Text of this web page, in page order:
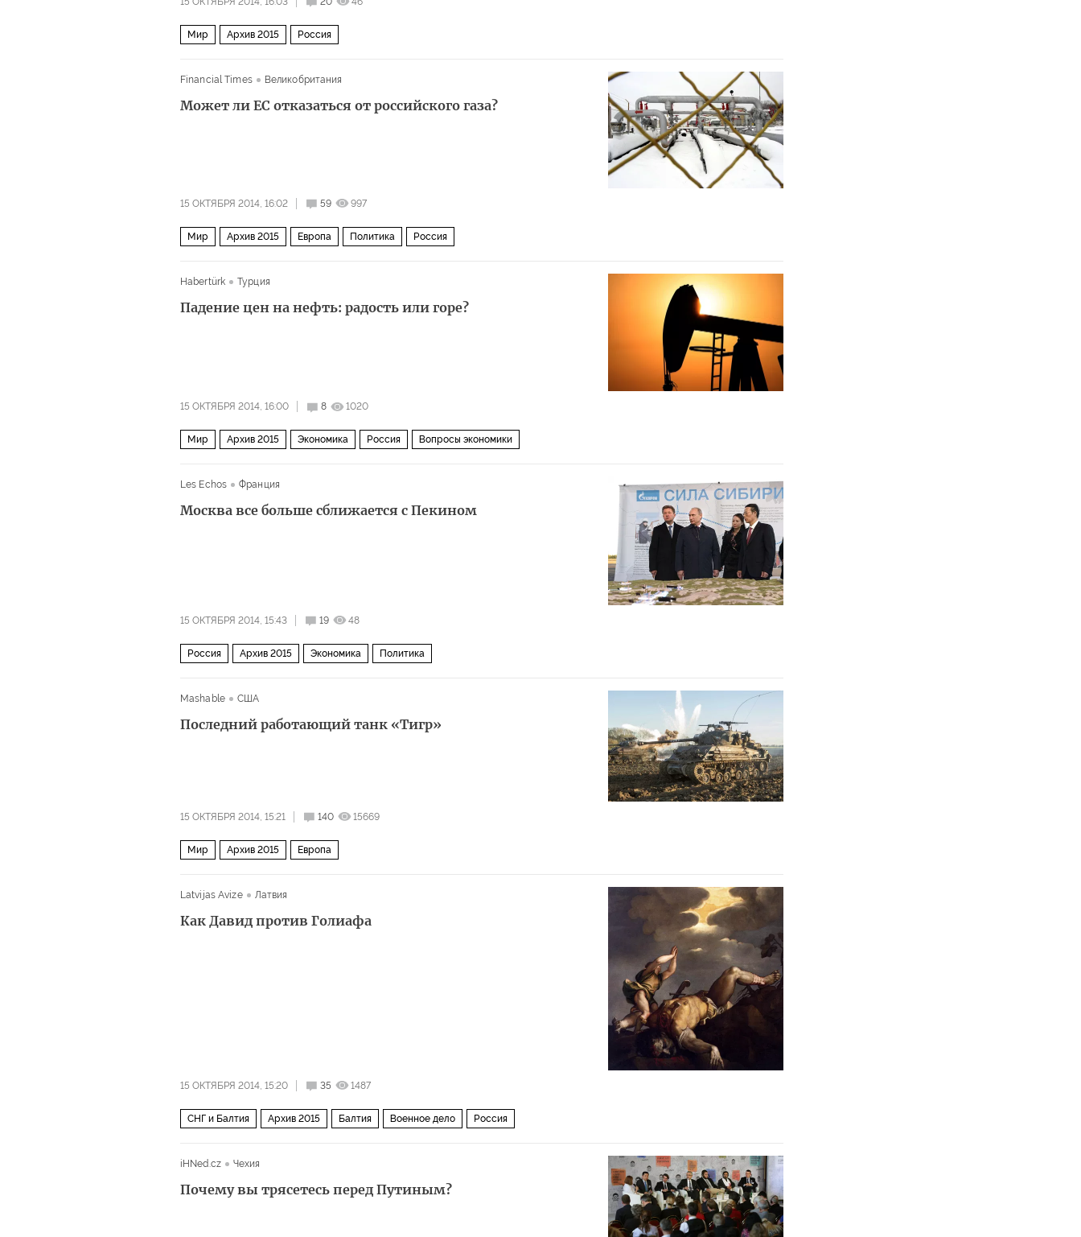
Мир Архив 2015 Россия
Financial Times Великобритания
Может ли ЕС отказаться от российского газа?
15 ОКТЯБРЯ 2014, 16:02 59 997
Мир Архив 2015 Европа Политика Россия
Habertürk Турция
Падение цен на нефть: радость или горе?
15 ОКТЯБРЯ 2014, 16:00 8 1020
Мир Архив 2015 Экономика Россия Вопросы экономики
Les Echos Франция
Москва все больше сближается с Пекином
15 ОКТЯБРЯ 2014, 15:43 19 48
Россия Архив 2015 Экономика Политика
Mashable США
Последний работающий танк «Тигр»
15 ОКТЯБРЯ 2014, 15:21 140 15669
Мир Архив 2015 Европа
Latvijas Avize Латвия
Как Давид против Голиафа
15 ОКТЯБРЯ 2014, 15:20 35 1487
СНГ и Балтия Архив 2015 Балтия Военное дело Россия
iHNed.cz Чехия
Почему вы трясетесь перед Путиным?